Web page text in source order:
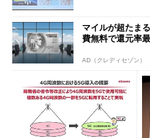
マイルが超たま
費無料で還元率
AD（クレディセゾン）